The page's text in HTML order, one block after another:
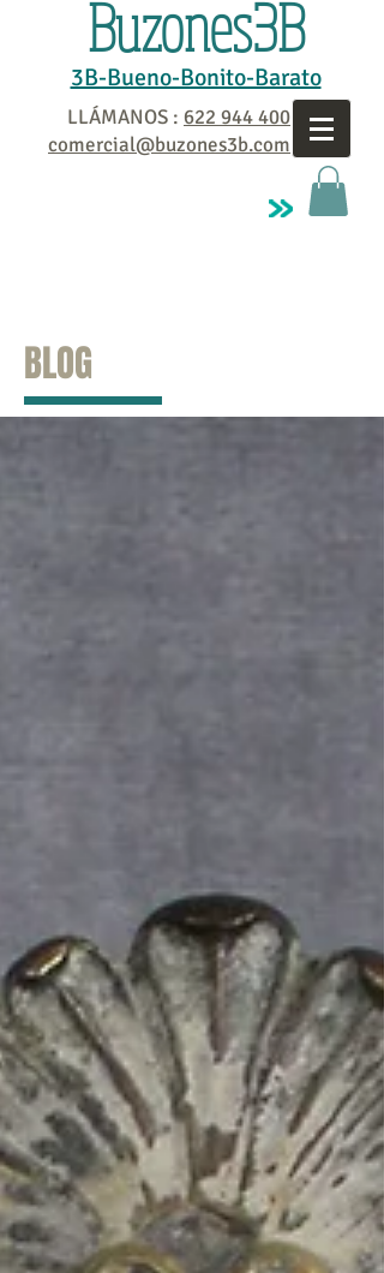
Buzones3B
3B-Bueno-Bonito-Barato
LLÁMANOS : 622 944 400
comercial@buzones3b.com
BLOG